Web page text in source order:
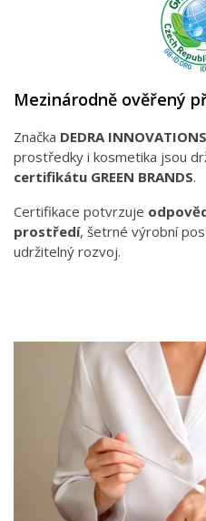
Mezinárodně ověřený
Značka DEDRA INNOVATIONS
prostředky i kosmetika jsou
certifikátu GREEN BRANDS.
Certifikace potvrzuje
prostředí, šetrné výrobní
udržitelný rozvoj.